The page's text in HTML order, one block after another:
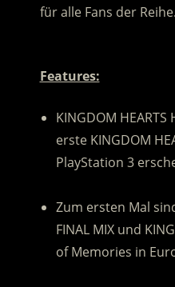
für alle Fans der Reihe.
Features:
KINGDOM HEARTS
erste KINGDOM
PlayStation 3
Zum ersten Mal
FINAL MIX und
of Memories in